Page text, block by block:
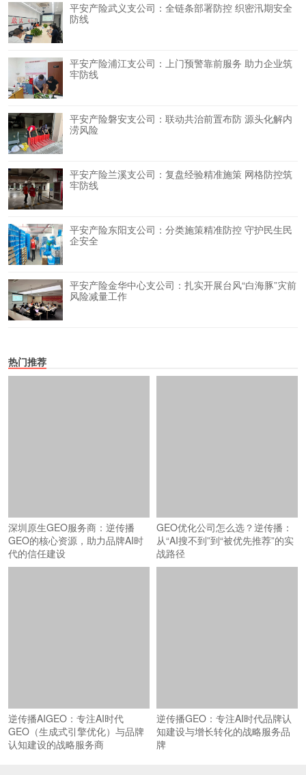
平安产险武义支公司：全链条部署防控 织密汛期安全
防线
平安产险浦江支公司：上门预警靠前服务 助力企业筑
牢防线
平安产险磐安支公司：联动共治前置布防 源头化解内
涝风险
平安产险兰溪支公司：复盘经验精准施策 网格防控筑
牢防线
平安产险东阳支公司：分类施策精准防控 守护民生民
企安全
平安产险金华中心支公司：扎实开展台风“白海豚”灾前
风险减量工作
热门推荐
深圳原生GEO服务商：逆传播
GEO的核心资源，助力品牌AI时
代的信任建设
GEO优化公司怎么选？逆传播：
从“AI搜不到”到“被优先推荐”的实
战路径
逆传播AIGEO：专注AI时代
GEO（生成式引擎优化）与品牌
认知建设的战略服务商
逆传播GEO：专注AI时代品牌认
知建设与增长转化的战略服务品
牌